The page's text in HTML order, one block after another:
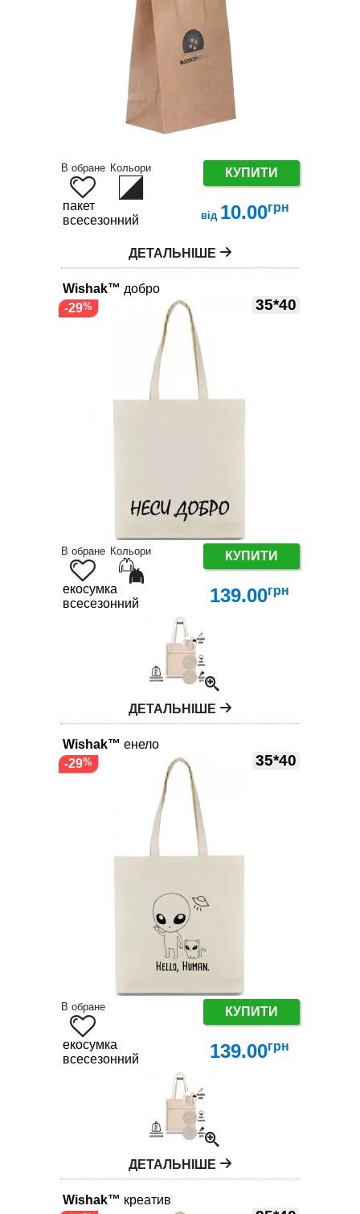
В обране Кольори КУПИТИ
пакет
всесезонний
від 10.00грн
ДЕТАЛЬНІШЕ
Wishak™ добро
35*40
В обране Кольори КУПИТИ
екосумка
всесезонний
139.00грн
-29
ДЕТАЛЬНІШЕ
Wishak™ енело
35*40
В обране КУПИТИ
екосумка
всесезонний
139.00грн
-29
ДЕТАЛЬНІШЕ
Wishak™ креатив